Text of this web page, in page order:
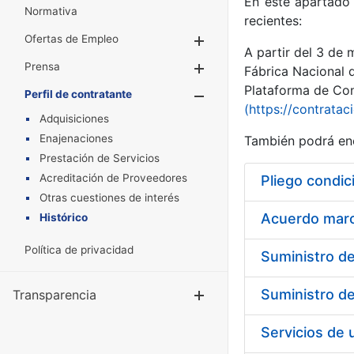
Normativa
Ofertas de Empleo
Prensa
Mostrar/Ocultar
Perfil de contratante
Mostrar/
Adquisiciones
Enajenaciones
Prestación de Servicios
Acreditación de Proveedores
Otras cuestiones de interés
Histórico
Política de privacidad
Transparencia Mostrar/
recientes:
A partir del 3 de
Fábrica Nacional
Plataforma de
(https://
También podrá
Pliego
Acuerdo